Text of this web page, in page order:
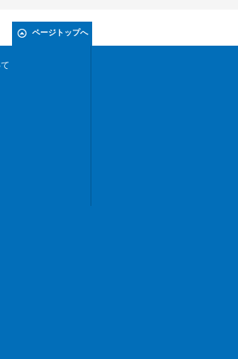
ページトップへ